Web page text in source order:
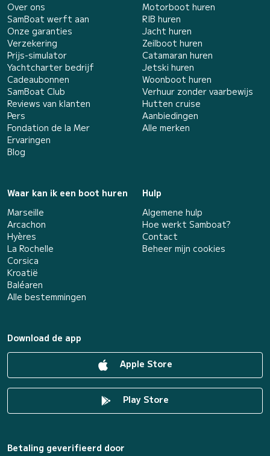
Over ons
SamBoat werft aan
Onze garanties
Verzekering
Prijs-simulator
Yachtcharter bedrijf
Cadeaubonnen
SamBoat Club
Reviews van klanten
Pers
Fondation de la Mer
Ervaringen
Blog
Motorboot huren
RIB huren
Jacht huren
Zeilboot huren
Catamaran huren
Jetski huren
Woonboot huren
Verhuur zonder vaarbewijs
Hutten cruise
Aanbiedingen
Alle merken
Waar kan ik een boot huren
Marseille
Arcachon
Hyères
La Rochelle
Corsica
Kroatië
Baléaren
Alle bestemmingen
Hulp
Algemene hulp
Hoe werkt Samboat?
Contact
Beheer mijn cookies
Download de app
Apple Store
Play Store
Betaling geverifieerd door